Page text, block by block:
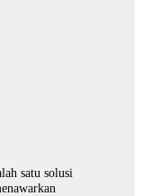
satu solusi